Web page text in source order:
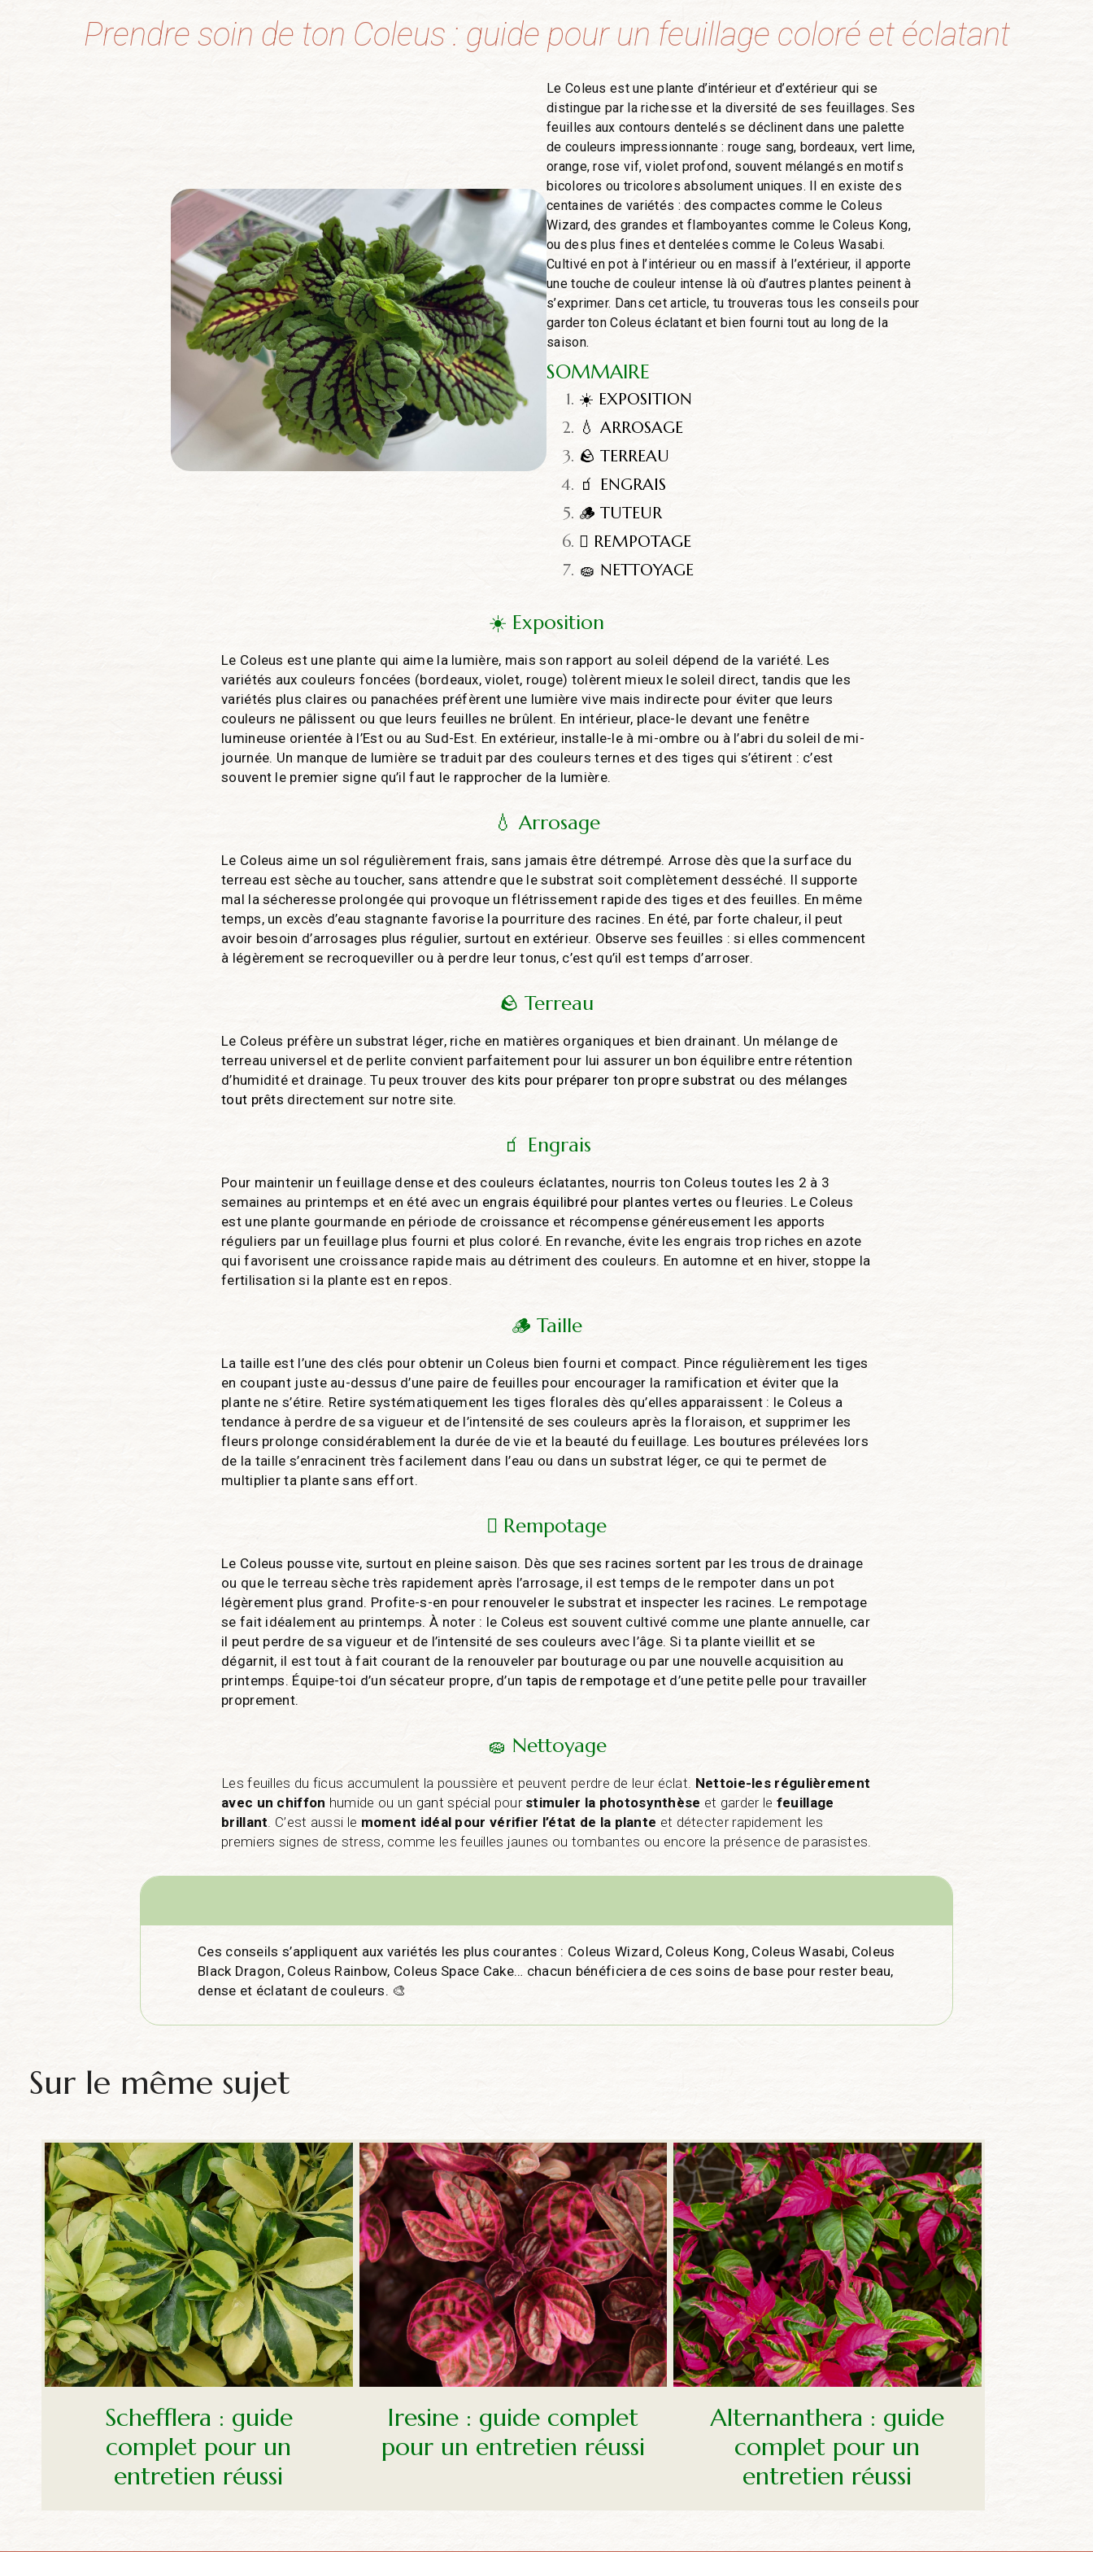
Prendre soin de ton Coleus : guide pour un feuillage coloré et éclatant
Le Coleus est une plante d’intérieur et d’extérieur qui se
distingue par la richesse et la diversité de ses feuillages. Ses
feuilles aux contours dentelés se déclinent dans une palette
de couleurs impressionnante : rouge sang, bordeaux, vert lime,
orange, rose vif, violet profond, souvent mélangés en motifs
bicolores ou tricolores absolument uniques. Il en existe des
centaines de variétés : des compactes comme le Coleus
Wizard, des grandes et flamboyantes comme le Coleus Kong,
ou des plus fines et dentelées comme le Coleus Wasabi.
Cultivé en pot à l’intérieur ou en massif à l’extérieur, il apporte
une touche de couleur intense là où d’autres plantes peinent à
s’exprimer. Dans cet article, tu trouveras tous les conseils pour
garder ton Coleus éclatant et bien fourni tout au long de la
saison.
SOMMAIRE
☀️ EXPOSITION
💧 ARROSAGE
🪨 TERREAU
🧃 ENGRAIS
🪵 TUTEUR
🪏 REMPOTAGE
🧽 NETTOYAGE
☀️ Exposition
Le Coleus est une plante qui aime la lumière, mais son rapport au soleil dépend de la variété. Les
variétés aux couleurs foncées (bordeaux, violet, rouge) tolèrent mieux le soleil direct, tandis que les
variétés plus claires ou panachées préfèrent une lumière vive mais indirecte pour éviter que leurs
couleurs ne pâlissent ou que leurs feuilles ne brûlent. En intérieur, place-le devant une fenêtre
lumineuse orientée à l’Est ou au Sud-Est. En extérieur, installe-le à mi-ombre ou à l’abri du soleil de mi-
journée. Un manque de lumière se traduit par des couleurs ternes et des tiges qui s’étirent : c’est
souvent le premier signe qu’il faut le rapprocher de la lumière.
💧 Arrosage
Le Coleus aime un sol régulièrement frais, sans jamais être détrempé. Arrose dès que la surface du
terreau est sèche au toucher, sans attendre que le substrat soit complètement desséché. Il supporte
mal la sécheresse prolongée qui provoque un flétrissement rapide des tiges et des feuilles. En même
temps, un excès d’eau stagnante favorise la pourriture des racines. En été, par forte chaleur, il peut
avoir besoin d’arrosages plus régulier, surtout en extérieur. Observe ses feuilles : si elles commencent
à légèrement se recroqueviller ou à perdre leur tonus, c’est qu’il est temps d’arroser.
🪨 Terreau
Le Coleus préfère un substrat léger, riche en matières organiques et bien drainant. Un mélange de
terreau universel et de perlite convient parfaitement pour lui assurer un bon équilibre entre rétention
d’humidité et drainage. Tu peux trouver des kits pour préparer ton propre substrat ou des mélanges
tout prêts directement sur notre site.
🧃 Engrais
Pour maintenir un feuillage dense et des couleurs éclatantes, nourris ton Coleus toutes les 2 à 3
semaines au printemps et en été avec un engrais équilibré pour plantes vertes ou fleuries. Le Coleus
est une plante gourmande en période de croissance et récompense généreusement les apports
réguliers par un feuillage plus fourni et plus coloré. En revanche, évite les engrais trop riches en azote
qui favorisent une croissance rapide mais au détriment des couleurs. En automne et en hiver, stoppe la
fertilisation si la plante est en repos.
🪵 Taille
La taille est l’une des clés pour obtenir un Coleus bien fourni et compact. Pince régulièrement les tiges
en coupant juste au-dessus d’une paire de feuilles pour encourager la ramification et éviter que la
plante ne s’étire. Retire systématiquement les tiges florales dès qu’elles apparaissent : le Coleus a
tendance à perdre de sa vigueur et de l’intensité de ses couleurs après la floraison, et supprimer les
fleurs prolonge considérablement la durée de vie et la beauté du feuillage. Les boutures prélevées lors
de la taille s’enracinent très facilement dans l’eau ou dans un substrat léger, ce qui te permet de
multiplier ta plante sans effort.
🪏 Rempotage
Le Coleus pousse vite, surtout en pleine saison. Dès que ses racines sortent par les trous de drainage
ou que le terreau sèche très rapidement après l’arrosage, il est temps de le rempoter dans un pot
légèrement plus grand. Profite-s-en pour renouveler le substrat et inspecter les racines. Le rempotage
se fait idéalement au printemps. À noter : le Coleus est souvent cultivé comme une plante annuelle, car
il peut perdre de sa vigueur et de l’intensité de ses couleurs avec l’âge. Si ta plante vieillit et se
dégarnit, il est tout à fait courant de la renouveler par bouturage ou par une nouvelle acquisition au
printemps. Équipe-toi d’un sécateur propre, d’un tapis de rempotage et d’une petite pelle pour travailler
proprement.
🧽 Nettoyage
Les feuilles du ficus accumulent la poussière et peuvent perdre de leur éclat. Nettoie-les régulièrement
avec un chiffon humide ou un gant spécial pour stimuler la photosynthèse et garder le feuillage
brillant. C’est aussi le moment idéal pour vérifier l’état de la plante et détecter rapidement les
premiers signes de stress, comme les feuilles jaunes ou tombantes ou encore la présence de parasistes.
Ces conseils s’appliquent aux variétés les plus courantes : Coleus Wizard, Coleus Kong, Coleus Wasabi, Coleus
Black Dragon, Coleus Rainbow, Coleus Space Cake… chacun bénéficiera de ces soins de base pour rester beau,
dense et éclatant de couleurs. 🎨
Sur le même sujet
Schefflera : guide
complet pour un
entretien réussi
Iresine : guide complet
pour un entretien réussi
Alternanthera : guide
complet pour un
entretien réussi